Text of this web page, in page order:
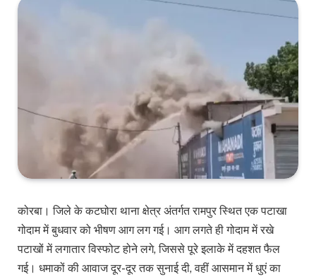
कोरबा। जिले के कटघोरा थाना क्षेत्र अंतर्गत रामपुर स्थित एक पटाखा
गोदाम में बुधवार को भीषण आग लग गई। आग लगते ही गोदाम में रखे
पटाखों में लगातार विस्फोट होने लगे, जिससे पूरे इलाके में दहशत फैल
गई। धमाकों की आवाज दूर-दूर तक सुनाई दी, वहीं आसमान में धुएं का